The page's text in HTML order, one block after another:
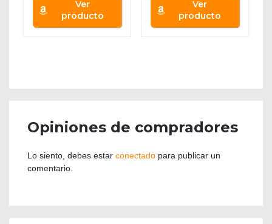
Ver
producto
Ver
producto
Opiniones de compradores
Lo siento, debes estar conectado para publicar un
comentario.